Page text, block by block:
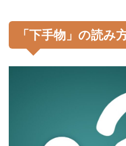
「下手物」の読み